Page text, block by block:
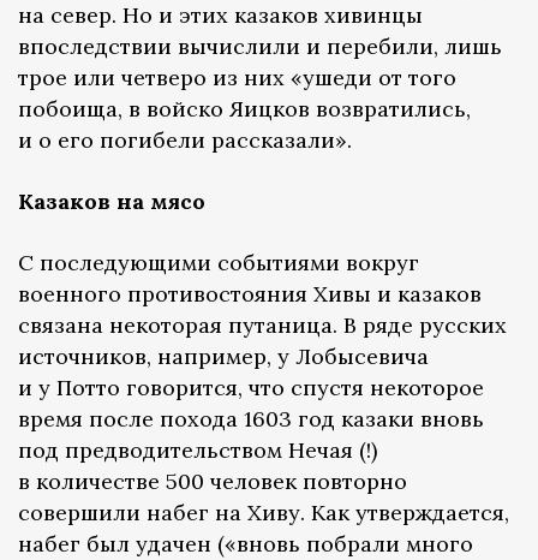
на север. Но и этих казаков хивинцы
впоследствии вычислили и перебили, лишь
трое или четверо из них «ушеди от того
побоища, в войско Яицков возвратились,
и о его погибели рассказали».
Казаков на мясо
С последующими событиями вокруг
военного противостояния Хивы и казаков
связана некоторая путаница. В ряде русских
источников, например, у Лобысевича
и у Потто говорится, что спустя некоторое
время после похода 1603 год казаки вновь
под предводительством Нечая (!)
в количестве 500 человек повторно
совершили набег на Хиву. Как утверждается,
набег был удачен («вновь побрали много